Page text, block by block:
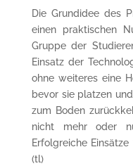
Die Grundidee des
einen praktischen
Gruppe der
Einsatz der
ohne weiteres eine
bevor sie platzen
zum Boden
nicht mehr oder
Erfolgreiche
(tl)